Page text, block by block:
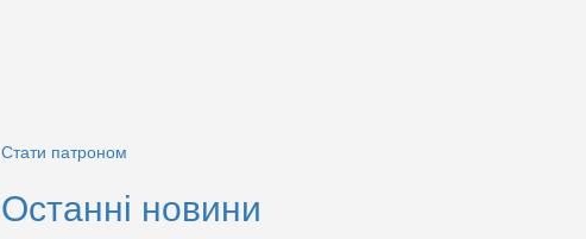
Стати патроном
Останні новини